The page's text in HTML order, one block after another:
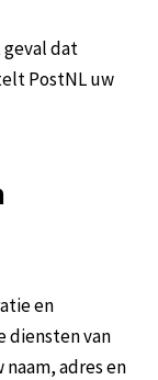
geval dat
PostNL uw
en
diensten van
adres en